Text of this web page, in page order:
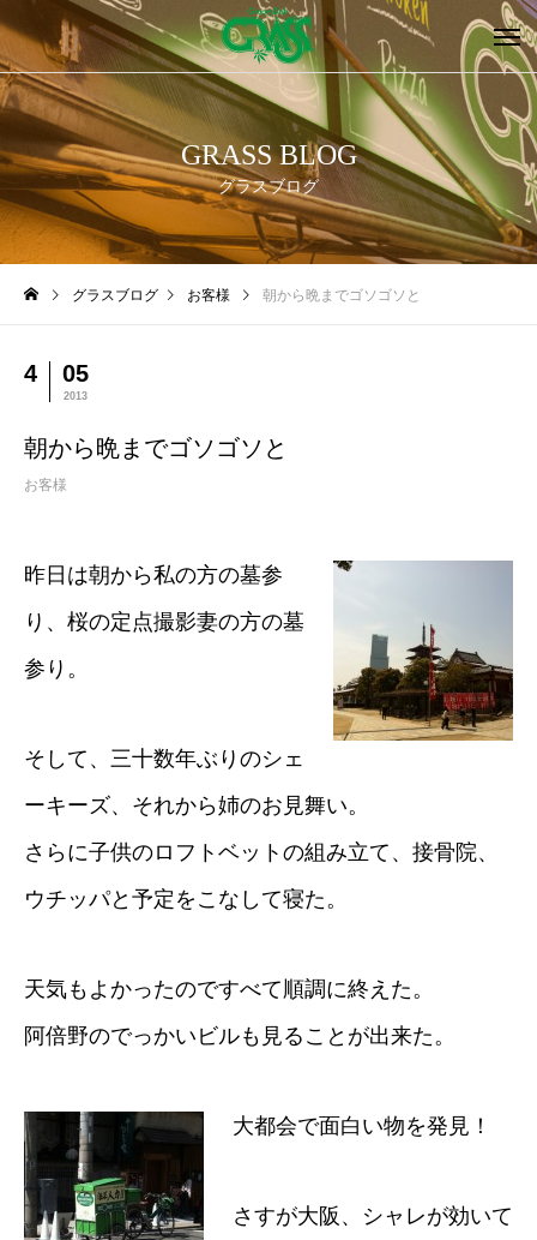
GRASS BLOG
グラスブログ
グラスブログ お客様 朝から晩までゴソゴソと
4 05
2013
朝から晩までゴソゴソと
お客様
昨日は朝から私の方の墓参
り、桜の定点撮影妻の方の墓
参り。
そして、三十数年ぶりのシェ
ーキーズ、それから姉のお見舞い。
さらに子供のロフトベットの組み立て、接骨院、
ウチッパと予定をこなして寝た。
天気もよかったのですべて順調に終えた。
阿倍野のでっかいビルも見ることが出来た。
大都会で面白い物を発見！
さすが大阪、シャレが効いて